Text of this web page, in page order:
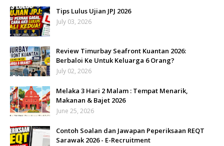
Tips Lulus Ujian JPJ 2026
July 03, 2026
Review Timurbay Seafront Kuantan 2026:
Berbaloi Ke Untuk Keluarga 6 Orang?
July 02, 2026
Melaka 3 Hari 2 Malam : Tempat Menarik,
Makanan & Bajet 2026
June 25, 2026
Contoh Soalan dan Jawapan Peperiksaan REQT
Sarawak 2026 - E-Recruitment